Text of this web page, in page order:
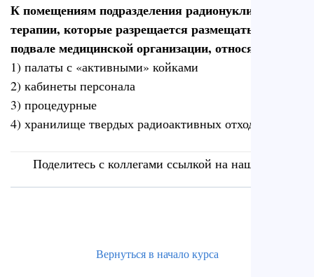
К помещениям подразделения радионуклидной
терапии, которые разрещается размещать в
подвале медицинской организации, относят
1) палаты с «активными» койками
2) кабинеты персонала
3) процедурные
4) хранилище твердых радиоактивных отходов (+)
Поделитесь с коллегами ссылкой на наш сайт
Вернуться в начало курса